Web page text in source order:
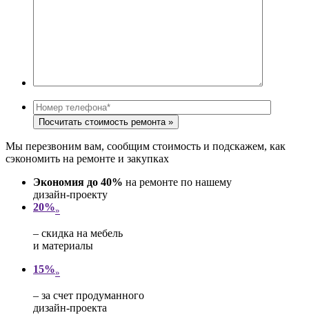
Мы перезвоним вам, сообщим стоимость и подскажем, как
сэкономить на ремонте и закупках
Экономия до 40% на ремонте по нашему
дизайн-проекту
20%»
– скидка на мебель
и материалы
15%»
– за счет продуманного
дизайн-проекта